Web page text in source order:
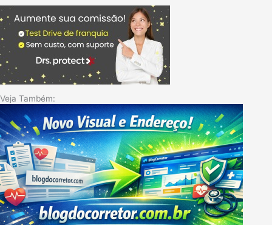
Veja Também: